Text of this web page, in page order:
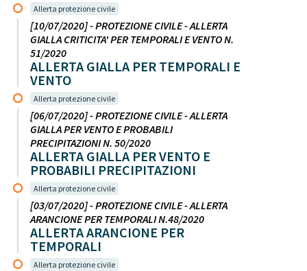
Allerta protezione civile
[10/07/2020] - PROTEZIONE CIVILE - ALLERTA
GIALLA CRITICITA' PER TEMPORALI E VENTO N.
51/2020
ALLERTA GIALLA PER TEMPORALI E
VENTO
Allerta protezione civile
[06/07/2020] - PROTEZIONE CIVILE - ALLERTA
GIALLA PER VENTO E PROBABILI
PRECIPITAZIONI N. 50/2020
ALLERTA GIALLA PER VENTO E
PROBABILI PRECIPITAZIONI
Allerta protezione civile
[03/07/2020] - PROTEZIONE CIVILE - ALLERTA
ARANCIONE PER TEMPORALI N.48/2020
ALLERTA ARANCIONE PER
TEMPORALI
Allerta protezione civile